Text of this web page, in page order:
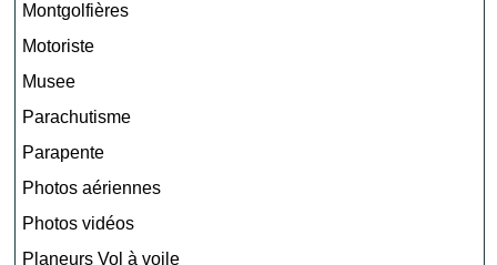
Montgolfières
Motoriste
Musee
Parachutisme
Parapente
Photos aériennes
Photos vidéos
Planeurs Vol à voile